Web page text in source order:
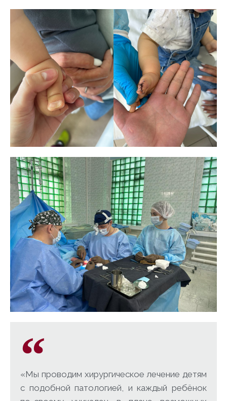
«Мы проводим хирургическое лечение детям
с подобной патологией, и каждый ребёнок